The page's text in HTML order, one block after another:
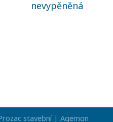
nevypěněná
stavební | Agemon